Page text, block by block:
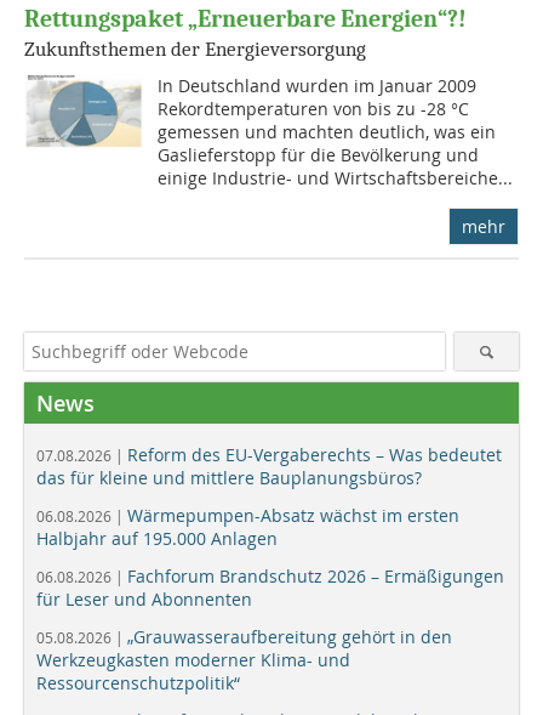
Rettungspaket „Erneuerbare Energien“?!
Zukunftsthemen der Energieversorgung
In Deutschland wurden im Januar 2009
Rekordtemperaturen von bis zu -28 °C
gemessen und machten deutlich, was ein
Gaslieferstopp für die Bevölkerung und
einige Industrie- und Wirtschaftsbereiche...
mehr
News
07.08.2026 | Reform des EU-Vergaberechts – Was bedeutet
das für kleine und mittlere Bauplanungsbüros?
06.08.2026 | Wärmepumpen-Absatz wächst im ersten
Halbjahr auf 195.000 Anlagen
06.08.2026 | Fachforum Brandschutz 2026 – Ermäßigungen
für Leser und Abonnenten
05.08.2026 | „Grauwasseraufbereitung gehört in den
Werkzeugkasten moderner Klima- und
Ressourcenschutzpolitik“